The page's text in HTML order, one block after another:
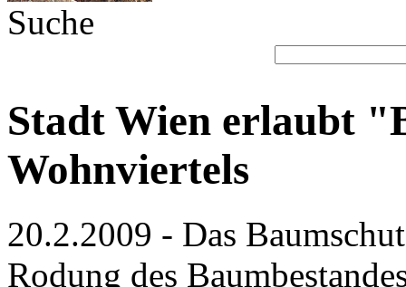
Suche
Stadt Wien erlaubt
Wohnviertels
20.2.2009 - Das
Rodung des